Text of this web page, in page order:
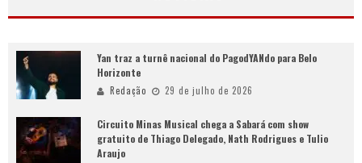
Yan traz a turnê nacional do PagodYANdo para Belo
Horizonte
Redação 29 de julho de 2026
Circuito Minas Musical chega a Sabará com show
gratuito de Thiago Delegado, Nath Rodrigues e Tulio
Araujo